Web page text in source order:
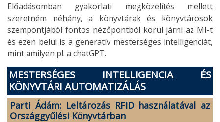
Előadásomban gyakorlati megközelítés mellett
szeretném néhány, a könyvtárak és könyvtárosok
szempontjából fontos nézőpontból körül járni az MI-t
és ezen belül is a generatív mesterséges intelligenciát,
mint amilyen pl. a chatGPT.
MESTERSÉGES INTELLIGENCIAÉS
KÖNYVTÁRI AUTOMATIZÁLÁS
Parti Ádám: Leltározás RFID használatával az
Országgyűlési Könyvtárban